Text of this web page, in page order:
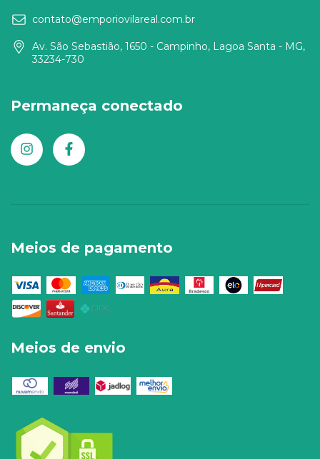
contato@emporiovilareal.com.br
Av. São Sebastião, 1650 - Campinho, Lagoa Santa - MG,
33234-730
Permaneça conectado
Meios de pagamento
Meios de envio